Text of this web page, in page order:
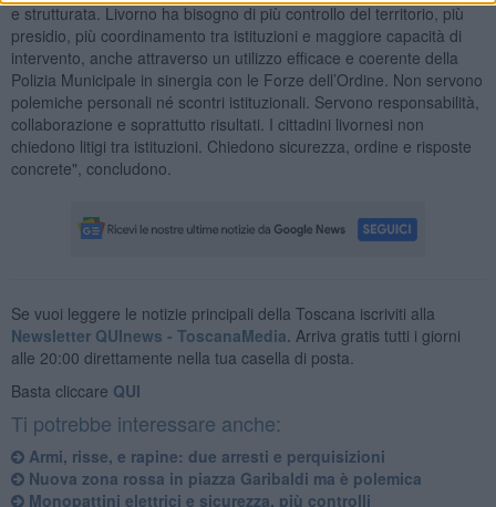
e strutturata. Livorno ha bisogno di più controllo del territorio, più
presidio, più coordinamento tra istituzioni e maggiore capacità di
intervento, anche attraverso un utilizzo efficace e coerente della
Polizia Municipale in sinergia con le Forze dell’Ordine. Non servono
polemiche personali né scontri istituzionali. Servono responsabilità,
collaborazione e soprattutto risultati. I cittadini livornesi non
chiedono litigi tra istituzioni. Chiedono sicurezza, ordine e risposte
concrete", concludono.
Se vuoi leggere le notizie principali della Toscana iscriviti alla
Newsletter QUInews - ToscanaMedia. Arriva gratis tutti i giorni
alle 20:00 direttamente nella tua casella di posta.
Basta cliccare QUI
Ti potrebbe interessare anche:
Armi, risse, e rapine: due arresti e perquisizioni
Nuova zona rossa in piazza Garibaldi ma è polemica
Monopattini elettrici e sicurezza, più controlli